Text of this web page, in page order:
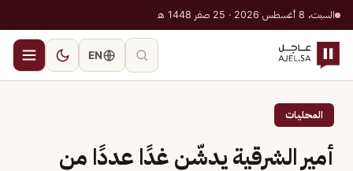
السبت، 8 أغسطس 2026 · 25 صفر 1448 هـ
EN
المحليات
أمير الشرقية يدشّن غدًا عددًا من